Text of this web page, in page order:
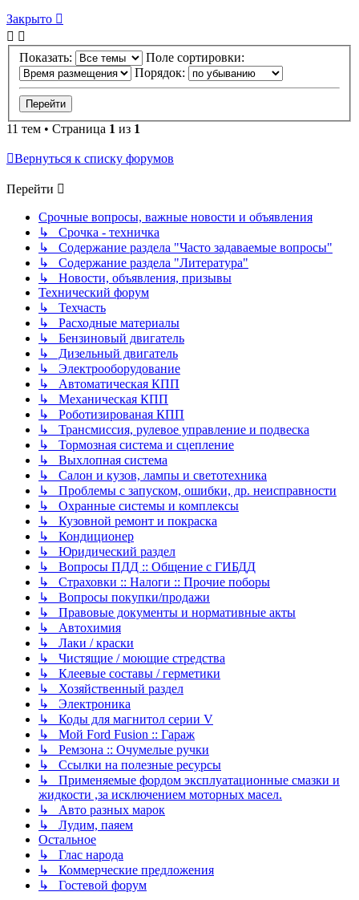
Закрыто
Показать:
Поле сортировки:
Порядок:
11 тем • Страница 1 из 1
Вернуться к списку форумов
Перейти
Срочные вопросы, важные новости и объявления
↳ Срочка - техничка
↳ Содержание раздела "Часто задаваемые вопросы"
↳ Содержание раздела "Литература"
↳ Новости, объявления, призывы
Технический форум
↳ Техчасть
↳ Расходные материалы
↳ Бензиновый двигатель
↳ Дизельный двигатель
↳ Электрооборудование
↳ Автоматическая КПП
↳ Механическая КПП
↳ Роботизированая КПП
↳ Трансмиссия, рулевое управление и подвеска
↳ Тормозная система и сцепление
↳ Выхлопная система
↳ Салон и кузов, лампы и светотехника
↳ Проблемы с запуском, ошибки, др. неисправности
↳ Охранные системы и комплексы
↳ Кузовной ремонт и покраска
↳ Кондиционер
↳ Юридический раздел
↳ Вопросы ПДД :: Общение с ГИБДД
↳ Страховки :: Налоги :: Прочие поборы
↳ Вопросы покупки/продажи
↳ Правовые документы и нормативные акты
↳ Автохимия
↳ Лаки / краски
↳ Чистящие / моющие стредства
↳ Клеевые составы / герметики
↳ Хозяйственный раздел
↳ Электроника
↳ Коды для магнитол серии V
↳ Мой Ford Fusion :: Гараж
↳ Ремзона :: Очумелые ручки
↳ Ссылки на полезные ресурсы
↳ Применяемые фордом эксплуатационные смазки и
жидкости ,за исключением моторных масел.
↳ Авто разных марок
↳ Лудим, паяем
Остальное
↳ Глас народа
↳ Коммерческие предложения
↳ Гостевой форум